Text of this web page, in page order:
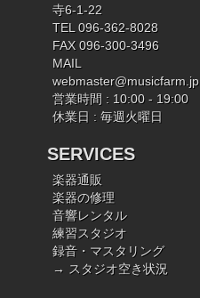
寺6-1-22
TEL 096-362-8028
FAX 096-300-3496
MAIL
webmaster@musicfarm.jp
営業時間 : 10:00 - 19:00
休業日 : 毎週火曜日
SERVICES
楽器通販
楽器の修理
音響レンタル
練習スタジオ
録音・マスタリング
→ スタジオ空き状況